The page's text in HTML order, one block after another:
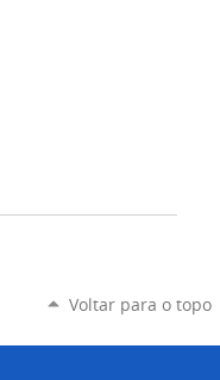
Voltar para o topo